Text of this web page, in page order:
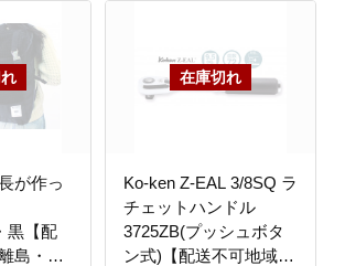
が作っ
黒【配
島・沖
Ko-ken Z-EAL 3/8SQ ラ
チェットハンドル
3725ZB(プッシュボタ
ン式)【配送不可地域：